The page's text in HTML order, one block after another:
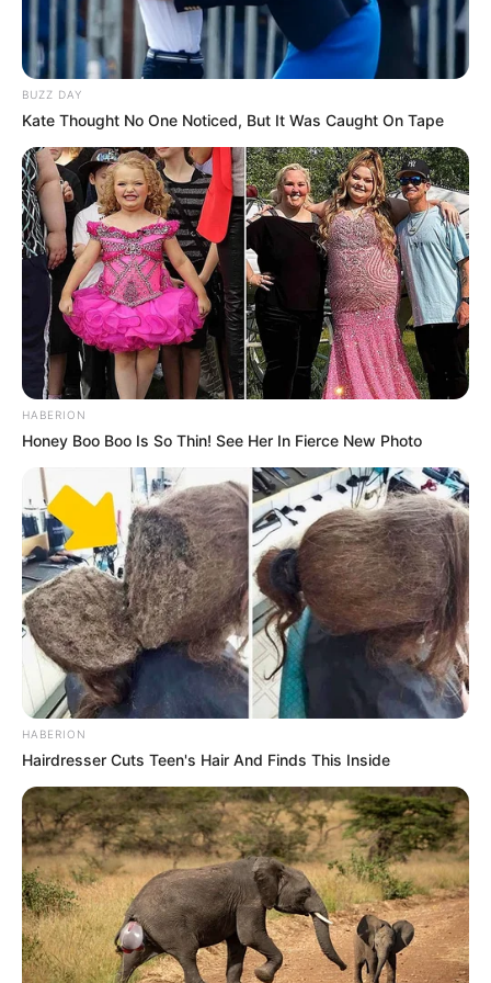
9. Bentuk hewan terlihat lucu banget, ada tali
sehingga buku bisa dibawa kemanapun anak ingin
membaca
BUZZ DAY
Kate Thought No One Noticed, But It Was Caught On Tape
HABERION
Honey Boo Boo Is So Thin! See Her In Fierce New Photo
HABERION
Hairdresser Cuts Teen's Hair And Finds This Inside